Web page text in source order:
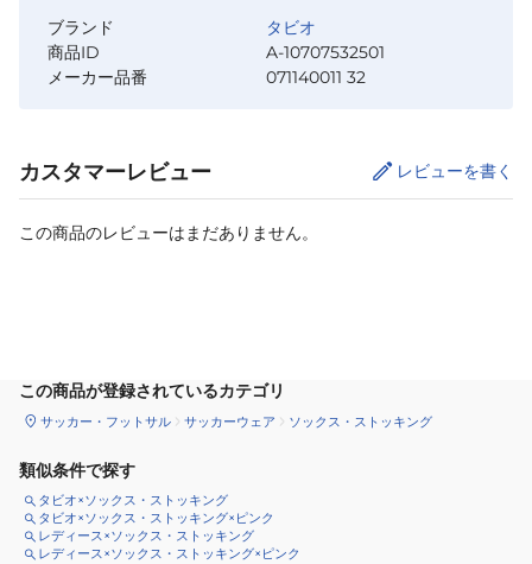
ブランド
タビオ
商品ID
A-10707532501
メーカー品番
071140011 32
カスタマーレビュー レビューを書く
この商品のレビューはまだありません。
この商品が登録されているカテゴリ
サッカー・フットサル サッカーウェア ソックス・ストッキング
類似条件で探す
タビオ×ソックス・ストッキング
タビオ×ソックス・ストッキング×ピンク
レディース×ソックス・ストッキング
レディース×ソックス・ストッキング×ピンク